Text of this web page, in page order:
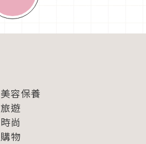
美容保養
旅遊
時尚
購物